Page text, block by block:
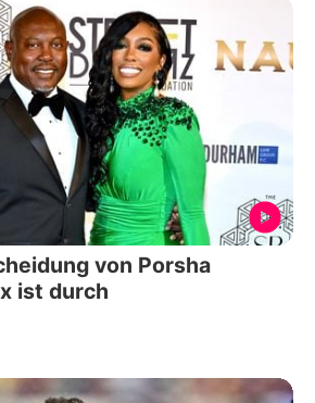
von Porsha
ist durch